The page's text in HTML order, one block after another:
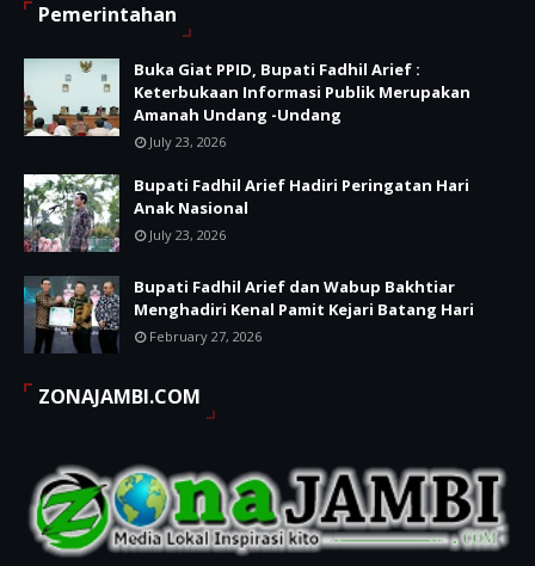
Pemerintahan
Buka Giat PPID, Bupati Fadhil Arief :
Keterbukaan Informasi Publik Merupakan
Amanah Undang -Undang
July 23, 2026
Bupati Fadhil Arief Hadiri Peringatan Hari
Anak Nasional
July 23, 2026
Bupati Fadhil Arief dan Wabup Bakhtiar
Menghadiri Kenal Pamit Kejari Batang Hari
February 27, 2026
ZONAJAMBI.COM